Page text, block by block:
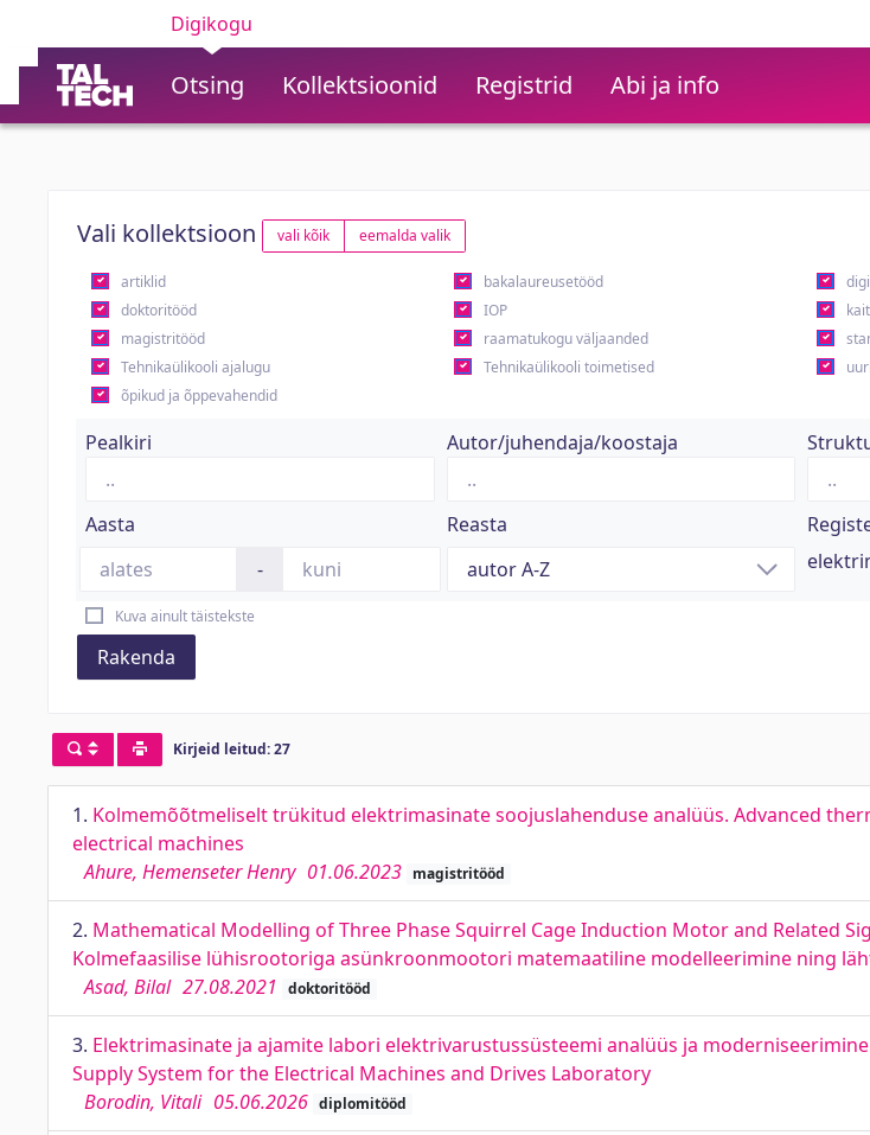
Digikogu
Otsing Kollektsioonid Registrid Abi ja info
Vali kollektsioon vali kõik eemalda valik
artiklid bakalaureusetööd
doktoritööd
IOP
magistritööd
raamatukogu väljaanded
Tehnikaülikooli ajalugu
Tehnikaülikooli toimetised
õpikud ja õppevahendid
Pealkiri Autor/juhendaja/koostaja
Aasta
-
Reasta
Kuva ainult täistekste
Rakenda
Kirjeid leitud: 27
1. Kolmemõõtmeliselt trükitud elektrimasinate soojuslahenduse analüüs. Advanced
electrical machines
Ahure, Hemenseter Henry 01.06.2023 magistritööd
2. Mathematical Modelling of Three Phase Squirrel Cage Induction Motor and Related
Kolmefaasilise lühisrootoriga asünkroonmootori matemaatiline modelleerimine ning
Asad, Bilal 27.08.2021 doktoritööd
3. Elektrimasinate ja ajamite labori elektrivarustussüsteemi analüüs ja
Supply System for the Electrical Machines and Drives Laboratory
Borodin, Vitali 05.06.2026 diplomitööd